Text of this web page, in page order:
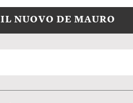
IL NUOVO DE MAURO